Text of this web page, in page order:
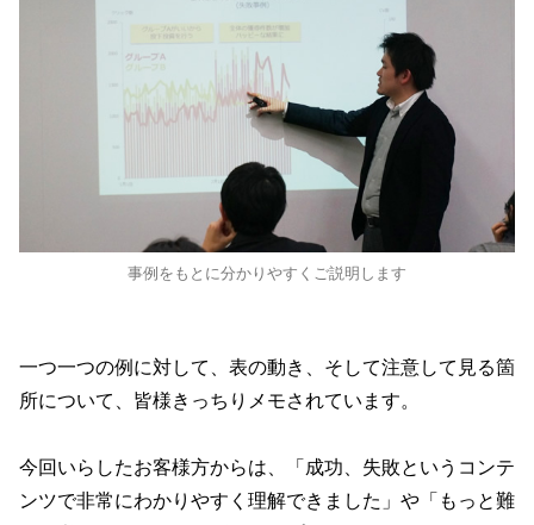
事例をもとに分かりやすくご説明します
一つ一つの例に対して、表の動き、そして注意して見る箇
所について、皆様きっちりメモされています。
今回いらしたお客様方からは、「成功、失敗というコンテ
ンツで非常にわかりやすく理解できました」や「もっと難